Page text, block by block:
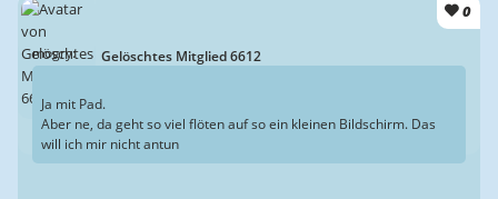
Gelöschtes Mitglied 6612
0
mogry:
Ja mit Pad.
Aber ne, da geht so viel flöten auf so ein kleinen Bildschirm. Das
will ich mir nicht antun